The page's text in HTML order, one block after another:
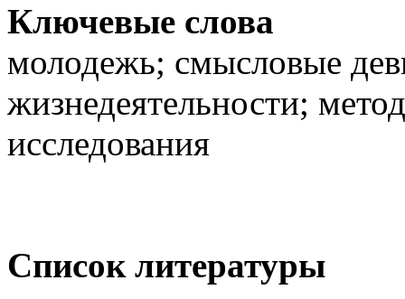
Ключевые слова
молодежь; смысловые
жизнедеятельности;
исследования
Список литературы